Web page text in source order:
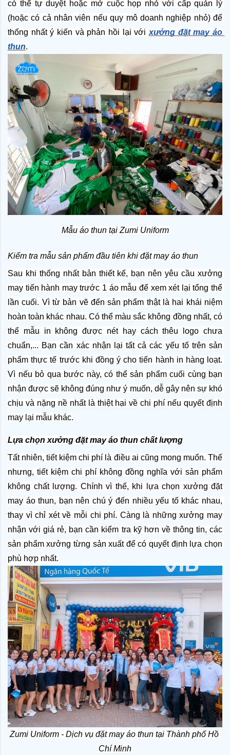
có thể tự duyệt hoặc mở cuộc họp nhỏ với cấp quản lý
(hoặc có cả nhân viên nếu quy mô doanh nghiệp nhỏ) để
thống nhất ý kiến và phản hồi lại với xưởng đặt may áo
thun.
Mẫu áo thun tại Zumi Uniform
Kiểm tra mẫu sản phẩm đầu tiên khi đặt may áo thun
Sau khi thống nhất bản thiết kế, bạn nên yêu cầu xưởng
may tiến hành may trước 1 áo mẫu để xem xét lại tổng thể
lần cuối. Vì từ bản vẽ đến sản phẩm thật là hai khái niệm
hoàn toàn khác nhau. Có thể màu sắc không đồng nhất, có
thể mẫu in không được nét hay cách thêu logo chưa
chuẩn,... Bạn cần xác nhận lại tất cả các yếu tố trên sản
phẩm thực tế trước khi đồng ý cho tiến hành in hàng loạt.
Vì nếu bỏ qua bước này, có thể sản phẩm cuối cùng bạn
nhận được sẽ không đúng như ý muốn, dễ gây nên sự khó
chịu và nặng nề nhất là thiệt hại về chi phí nếu quyết định
may lại mẫu khác.
Lựa chọn xưởng đặt may áo thun chất lượng
Tất nhiên, tiết kiệm chi phí là điều ai cũng mong muốn. Thế
nhưng, tiết kiệm chi phí không đồng nghĩa với sản phẩm
không chất lượng. Chính vì thế, khi lựa chọn xưởng đặt
may áo thun, bạn nên chú ý đến nhiều yếu tố khác nhau,
thay vì chỉ xét về mỗi chi phí. Càng là những xưởng may
nhận với giá rẻ, bạn cần kiểm tra kỹ hơn về thông tin, các
sản phẩm xưởng từng sản xuất để có quyết định lựa chọn
phù hợp nhất.
Zumi Uniform - Dịch vụ đặt may áo thun tại Thành phố Hồ
Chí Minh